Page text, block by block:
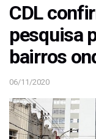
CDL
pesquisa
bairros
06/11/2020